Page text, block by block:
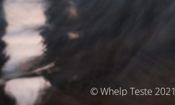
© Whelp Teste 2021